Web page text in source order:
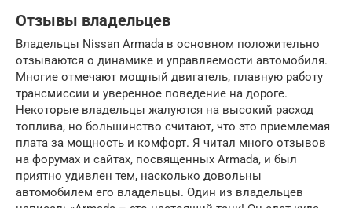
Отзывы владельцев
Владельцы Nissan Armada в основном положительно
отзываются о динамике и управляемости автомобиля.
Многие отмечают мощный двигатель, плавную работу
трансмиссии и уверенное поведение на дороге.
Некоторые владельцы жалуются на высокий расход
топлива, но большинство считают, что это приемлемая
плата за мощность и комфорт. Я читал много отзывов
на форумах и сайтах, посвященных Armada, и был
приятно удивлен тем, насколько довольны
автомобилем его владельцы. Один из владельцев